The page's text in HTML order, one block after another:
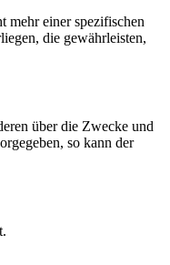
mehr einer spezifischen
die gewährleisten,
über die Zwecke und
so kann der